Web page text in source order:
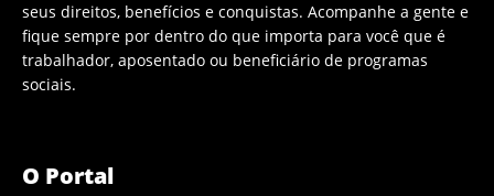
seus direitos, benefícios e conquistas. Acompanhe a gente e
fique sempre por dentro do que importa para você que é
trabalhador, aposentado ou beneficiário de programas
sociais.
O Portal